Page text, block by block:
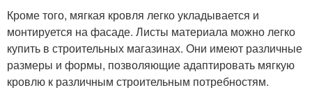
Кроме того, мягкая кровля легко укладывается и
монтируется на фасаде. Листы материала можно легко
купить в строительных магазинах. Они имеют различные
размеры и формы, позволяющие адаптировать мягкую
кровлю к различным строительным потребностям.